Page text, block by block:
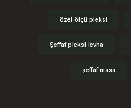
özel ölçü pleksi
Şeffaf pleksi levha
şeffaf masa